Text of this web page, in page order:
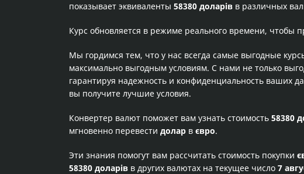
показывает эквиваленты 58380 доларів в различных
Курс обновляется в режиме реального времени, чтобы
Мы гордимся тем, что у нас всегда самые выгодные
максимально выгодным условиям. С нами не только
гарантируя надежность и конфиденциальность ваших
вы получите лучшие условия.
Конвертер валют поможет вам узнать стоимость 58380
мгновенно перевести долар в євро.
Эти знания помогут вам рассчитать стоимость покупки
58380 доларів в других валютах на текущее число 7